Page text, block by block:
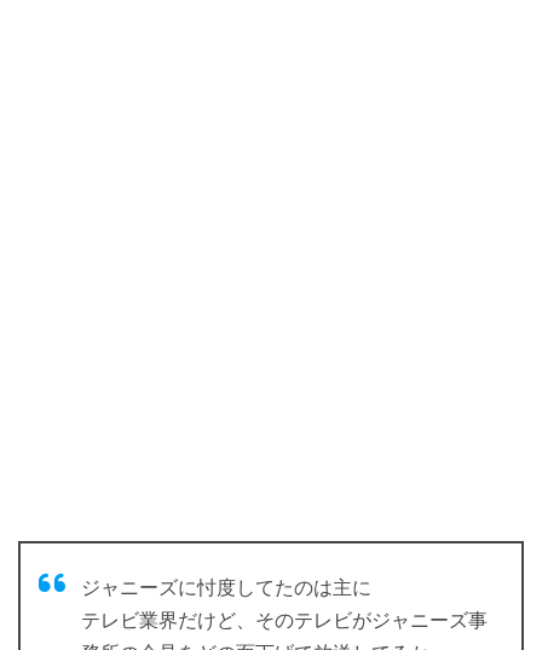
ジャニーズに忖度してたのは主に
テレビ業界だけど、そのテレビがジャニーズ事